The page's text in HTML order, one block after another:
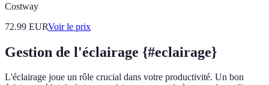
Costway
72.99 EURVoir le prix
Gestion de l'éclairage {#eclairage}
L'éclairage joue un rôle crucial dans votre productivité. Un bon